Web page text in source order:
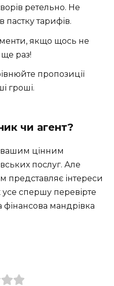
ретельно. Не
пастку тарифів.
якщо щось не
раз!
пропозиції
гроші.
чи агент?
вашим цінним
послуг. Але
представляє інтереси
спершу перевірте
фінансова мандрівка